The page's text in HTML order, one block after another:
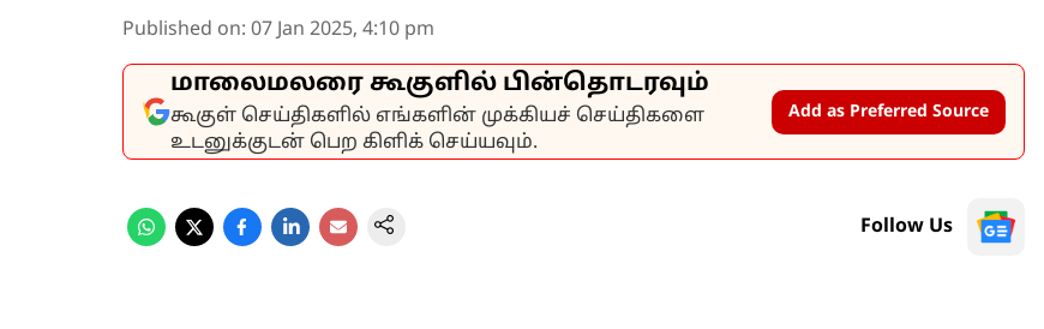
Published on: 07 Jan 2025, 4:10 pm
மாலைமலரை கூகுளில் பின்தொடரவும்
கூகுள் செய்திகளில் எங்களின் முக்கியச் செய்திகளை
உடனுக்குடன் பெற கிளிக் செய்யவும்.
Add as Preferred Source
Follow Us